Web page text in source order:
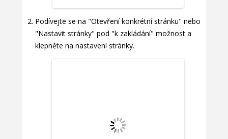
Podívejte se na "Otevření konkrétní stránku" nebo
"Nastavit stránky" pod "k zakládání" možnost a
klepněte na nastavení stránky.